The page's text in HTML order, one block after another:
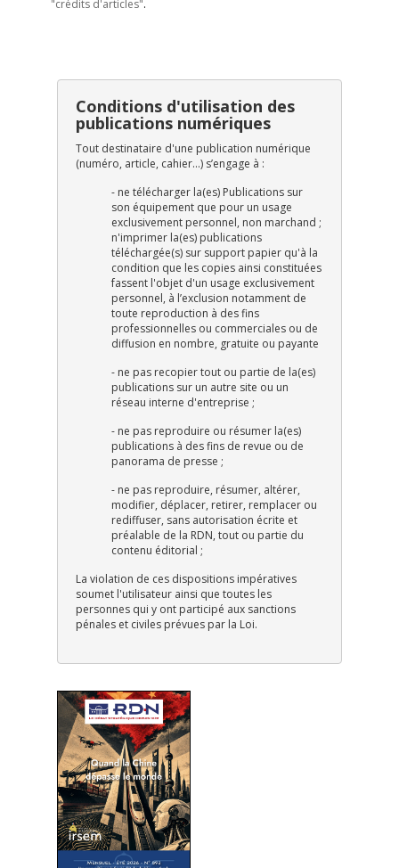
"crédits d'articles".
Conditions d'utilisation des
publications numériques
Tout destinataire d'une publication numérique
(numéro, article, cahier...) s’engage à :
- ne télécharger la(es) Publications sur
son équipement que pour un usage
exclusivement personnel, non marchand ;
n'imprimer la(es) publications
téléchargée(s) sur support papier qu'à la
condition que les copies ainsi constituées
fassent l'objet d'un usage exclusivement
personnel, à l’exclusion notamment de
toute reproduction à des fins
professionnelles ou commerciales ou de
diffusion en nombre, gratuite ou payante
- ne pas recopier tout ou partie de la(es)
publications sur un autre site ou un
réseau interne d'entreprise ;
- ne pas reproduire ou résumer la(es)
publications à des fins de revue ou de
panorama de presse ;
- ne pas reproduire, résumer, altérer,
modifier, déplacer, retirer, remplacer ou
rediffuser, sans autorisation écrite et
préalable de la RDN, tout ou partie du
contenu éditorial ;
La violation de ces dispositions impératives
soumet l'utilisateur ainsi que toutes les
personnes qui y ont participé aux sanctions
pénales et civiles prévues par la Loi.